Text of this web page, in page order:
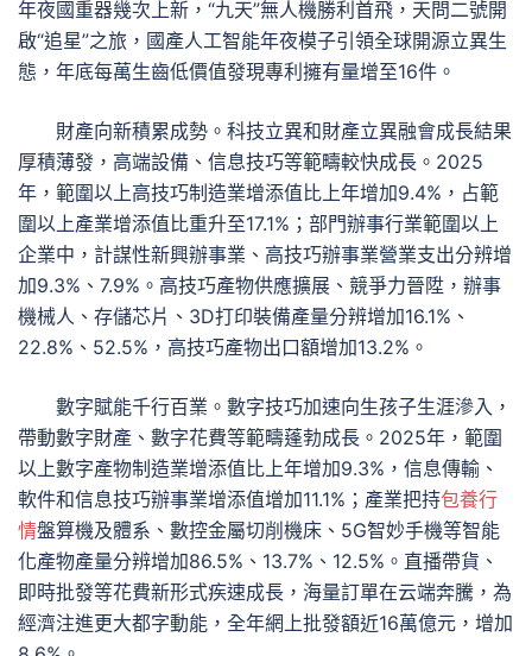
年夜國重器幾次上新，“九天”無人機勝利首飛，天問二號開
啟“追星”之旅，國產人工智能年夜模子引領全球開源立異生
態，年底每萬生齒低價值發現專利擁有量增至16件。
財產向新積累成勢。科技立異和財產立異融會成長結果
厚積薄發，高端設備、信息技巧等範疇較快成長。2025
年，範圍以上高技巧制造業增添值比上年增加9.4%，占範
圍以上產業增添值比重升至17.1%；部門辦事行業範圍以上
企業中，計謀性新興辦事業、高技巧辦事業營業支出分辨增
加9.3%、7.9%。高技巧產物供應擴展、競爭力晉陞，辦事
機械人、存儲芯片、3D打印裝備產量分辨增加16.1%、
22.8%、52.5%，高技巧產物出口額增加13.2%。
數字賦能千行百業。數字技巧加速向生孩子生涯滲入，
帶動數字財產、數字花費等範疇蓬勃成長。2025年，範圍
以上數字產物制造業增添值比上年增加9.3%，信息傳輸、
軟件和信息技巧辦事業增添值增加11.1%；產業把持包養行
情盤算機及體系、數控金屬切削機床、5G智妙手機等智能
化產物產量分辨增加86.5%、13.7%、12.5%。直播帶貨、
即時批發等花費新形式疾速成長，海量訂單在云端奔騰，為
經濟注進更大都字動能，全年網上批發額近16萬億元，增加